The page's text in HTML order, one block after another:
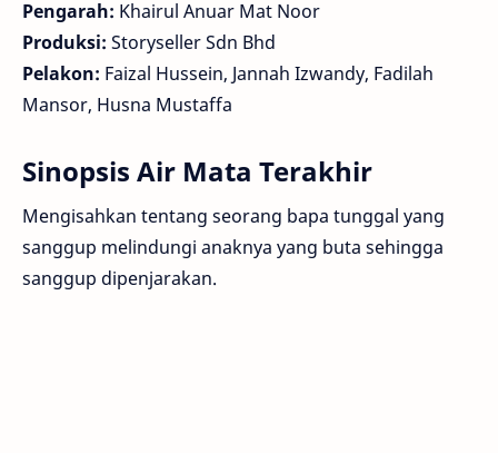
Pengarah: Khairul Anuar Mat Noor
Produksi: Storyseller Sdn Bhd
Pelakon: Faizal Hussein, Jannah Izwandy, Fadilah
Mansor, Husna Mustaffa
Sinopsis Air Mata Terakhir
Mengisahkan tentang seorang bapa tunggal yang
sanggup melindungi anaknya yang buta sehingga
sanggup dipenjarakan.